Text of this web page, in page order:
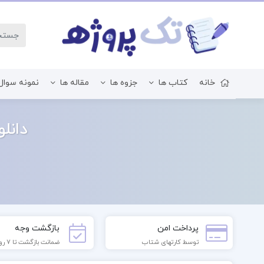
خانه کتاب ها جزوه ها مقاله ها نمونه
پرداخت امن
توسط کارتهای شتاب
بازگشت وجه
ضمانت بازگشت تا 7 روز